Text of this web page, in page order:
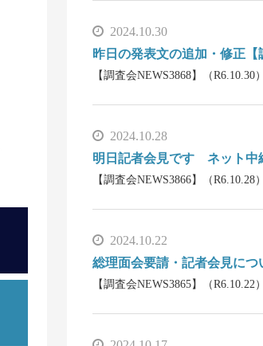
2024.10.30
昨日の発表文の追加・修正【
【調査会NEWS3868】（
2024.10.28
明日記者会見です ネット中
【調査会NEWS3866】（
2024.10.22
総理面会要請・記者会見につ
【調査会NEWS3865】（